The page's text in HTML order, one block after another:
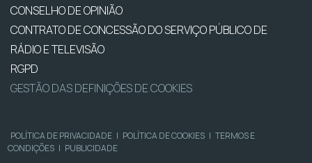
CONSELHO DE OPINIÃO
CONTRATO DE CONCESSÃO DO SERVIÇO PÚBLICO DE
RÁDIO E TELEVISÃO
RGPD
GESTÃO DAS DEFINIÇÕES DE COOKIES
POLÍTICA DE PRIVACIDADE | POLÍTICA DE COOKIES | TERMOS E
CONDIÇÕES | PUBLICIDADE